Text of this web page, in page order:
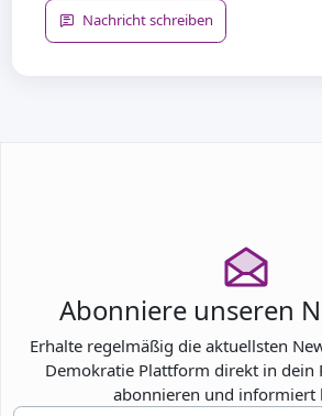
Nachricht schreiben
Abonniere unseren
Erhalte regelmäßig die aktuellsten
Demokratie Plattform direkt in dein
abonnieren und informiert